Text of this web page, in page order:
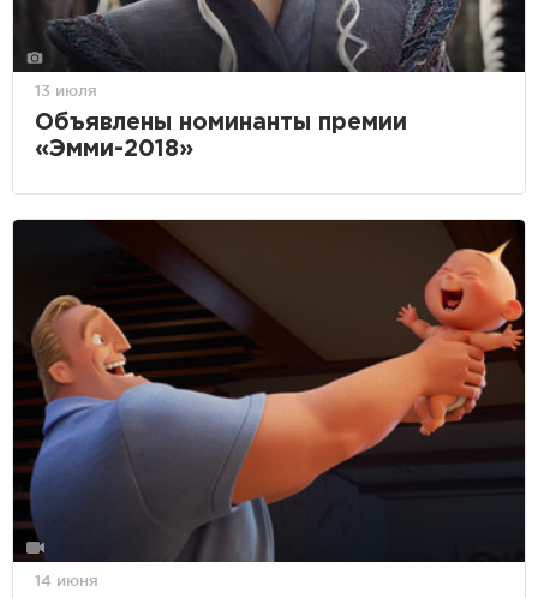
13 июля
Объявлены номинанты премии
«Эмми-2018»
14 июня